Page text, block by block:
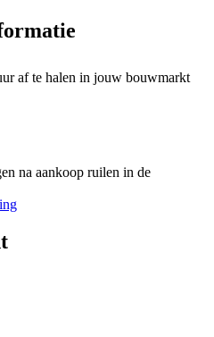
af te halen in jouw bouwmarkt
na aankoop ruilen in de